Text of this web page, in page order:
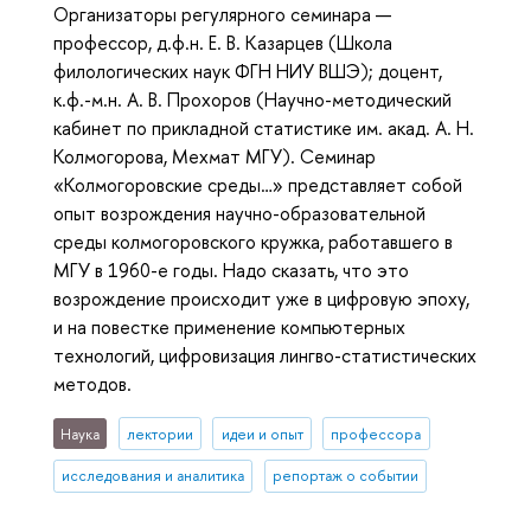
Организаторы регулярного семинара —
профессор, д.ф.н. Е. В. Казарцев (Школа
филологических наук ФГН НИУ ВШЭ); доцент,
к.ф.-м.н. А. В. Прохоров (Научно-методический
кабинет по прикладной статистике им. акад. А. Н.
Колмогорова, Мехмат МГУ). Семинар
«Колмогоровские среды…» представляет собой
опыт возрождения научно-образовательной
среды колмогоровского кружка, работавшего в
МГУ в 1960-е годы. Надо сказать, что это
возрождение происходит уже в цифровую эпоху,
и на повестке применение компьютерных
технологий, цифровизация лингво-статистических
методов.
Наука лектории идеи и опыт профессора
исследования и аналитика репортаж о событии